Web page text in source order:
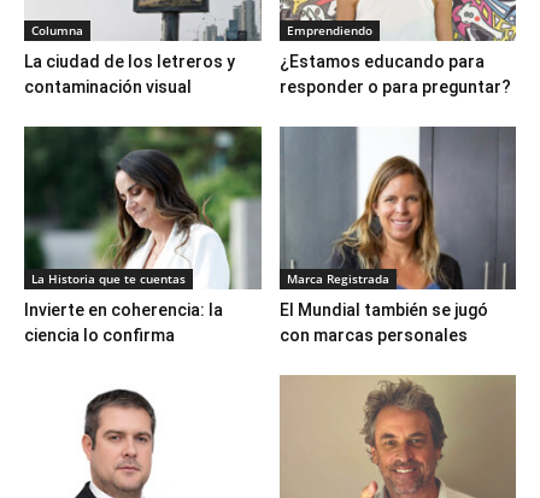
Columna
La ciudad de los letreros y
contaminación visual
Emprendiendo
¿Estamos educando para
responder o para preguntar?
La Historia que te cuentas
Invierte en coherencia: la
ciencia lo confirma
Marca Registrada
El Mundial también se jugó
con marcas personales